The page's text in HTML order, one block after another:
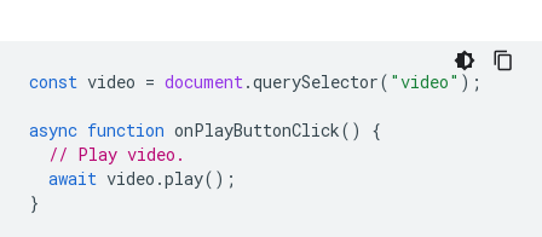
const video = document .querySelector( "video" );
async function onPlayButtonClick()
{
// Play video.
await video .play();
}